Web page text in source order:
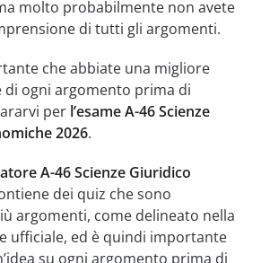
molto probabilmente non avete
di tutti gli argomenti.
che abbiate una migliore
di ogni argomento prima di
per l’esame A-46 Scienze
2026.
A-46 Scienze Giuridico
dei quiz che sono
argomenti, come delineato nella
ufficiale, ed è quindi importante
su ogni argomento prima di